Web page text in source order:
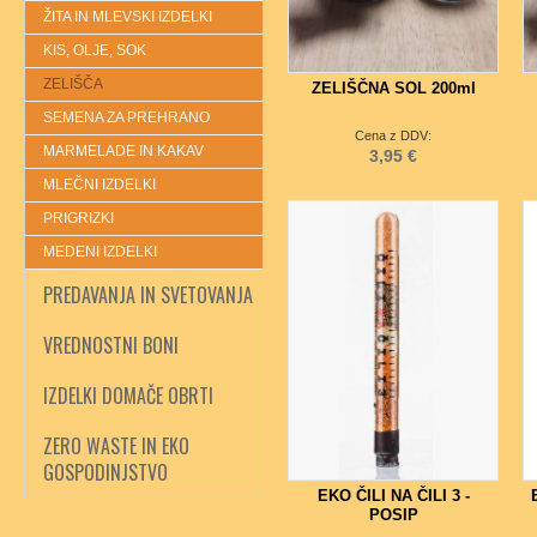
ŽITA IN MLEVSKI IZDELKI
KIS, OLJE, SOK
ZELIŠČA
SEMENA ZA PREHRANO
MARMELADE IN KAKAV
MLEČNI IZDELKI
PRIGRIZKI
MEDENI IZDELKI
PREDAVANJA IN SVETOVANJA
VREDNOSTNI BONI
IZDELKI DOMAČE OBRTI
ZERO WASTE IN EKO
GOSPODINJSTVO
ZELIŠČNA SOL 200ml
Cena z DDV:
3,95 €
EKO ČILI NA ČILI 3 -
POSIP